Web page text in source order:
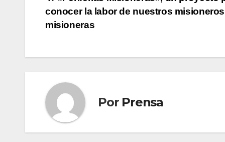
de
conocer la labor de nuestros
misioneras
Por Prensa